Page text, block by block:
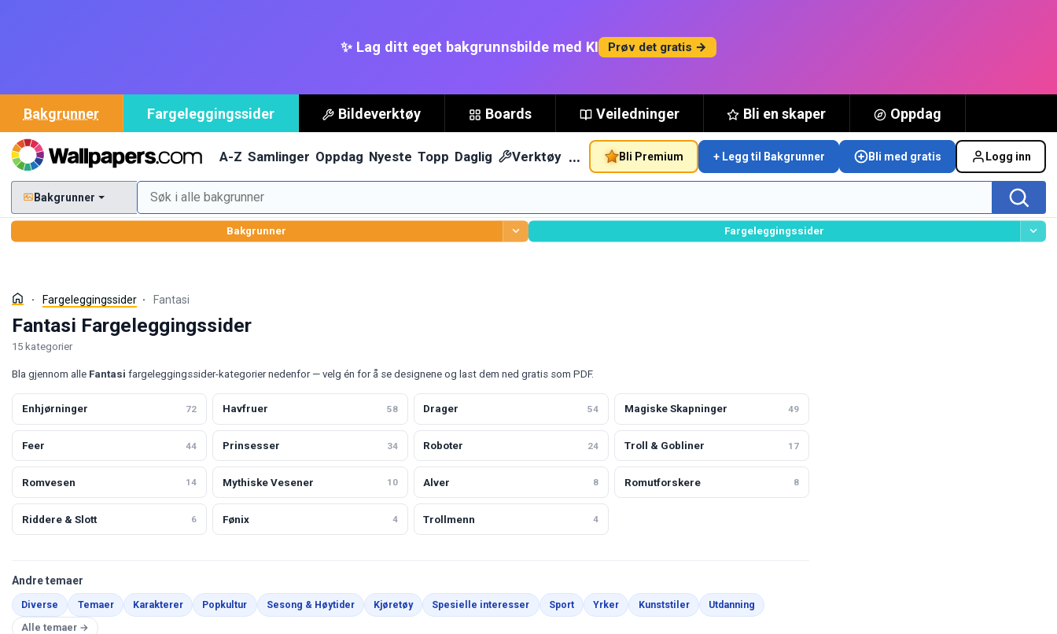
✨ Lag ditt eget bakgrunnsbilde med KI Prøv det gratis →
Bakgrunner Fargeleggingssider Bildeverktøy Boards Veiledninger Bli en skaper Oppdag
A-Z Samlinger Oppdag Nyeste Topp Daglig Verktøy … Bli Premium + Legg til Bakgrunner Bli med gratis Logg inn
Bakgrunner
Bakgrunner Fargeleggingssider
Fargeleggingssider Fantasi
Fantasi Fargeleggingssider
15 kategorier
Bla gjennom alle Fantasi fargeleggingssider-kategorier nedenfor — velg én for å se designene og last dem ned gratis som PDF.
Enhjørninger 72 Havfruer 58 Drager 54 Magiske Skapninger 49
Feer 44 Prinsesser 34 Roboter 24 Troll & Gobliner 17
Romvesen 14 Mythiske Vesener 10 Alver 8 Romutforskere 8
Riddere & Slott 6 Fønix 4 Trollmenn 4
Andre temaer
Diverse Temaer Karakterer Popkultur Sesong & Høytider Kjøretøy Spesielle interesser Sport Yrker Kunststiler Utdanning
Alle temaer →